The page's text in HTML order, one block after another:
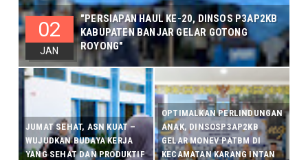
"PERSIAPAN HAUL KE-20, DINSOS P3AP2KB
KABUPATEN BANJAR GELAR GOTONG
ROYONG"
02
JAN
JUMAT SEHAT, ASN KUAT –
WUJUDKAN BUDAYA KERJA
YANG SEHAT DAN PRODUKTIF
OPTIMALKAN PERLINDUNGAN
ANAK, DINSOSP3AP2KB
GELAR MONEV PATBM DI
KECAMATAN KARANG INTAN